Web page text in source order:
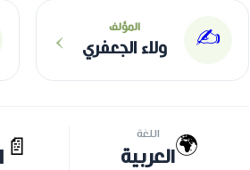
✍️ المؤلف
ولاء الجعفري ›
🌍 اللغة
العربية 📄